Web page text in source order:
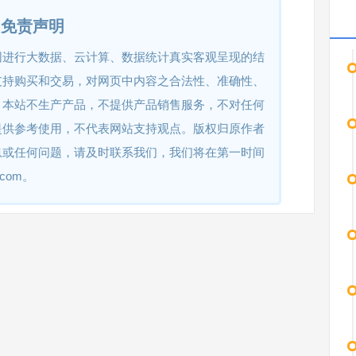
免责声明
行大数据、云计算、数据统计真实客观呈现的结
购买和交易，对网页中内容之合法性、准确性、
站不生产产品，不提供产品销售服务，不对任何
参考使用，不代表网站支持观点。版权归原作者
任何问题，请及时联系我们，我们将在第一时间
。